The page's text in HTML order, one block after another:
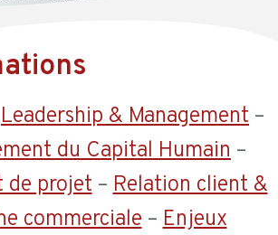
Leadership & Management –
du Capital Humain –
de projet–Relation client &
commerciale–Enjeux